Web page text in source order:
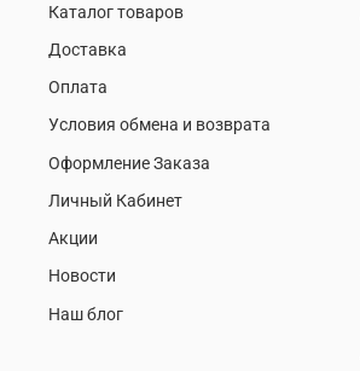
Каталог товаров
Доставка
Оплата
Условия обмена и возврата
Оформление Заказа
Личный Кабинет
Акции
Новости
Наш блог